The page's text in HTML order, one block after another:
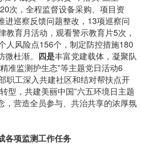
次，全程监督设备采购、项目资
进巡察反馈问题整改，13项巡察问
育月活动，观看警示教育片5次，
人风险点156个，制定防控措施180
杜渐。 四是丰富党建载体，凝聚队
准监测护生态”等主题党日活动6
职工深入共建社区和结对帮扶点开
型，共建美丽中国”六五环境日主题
，营造全员参与、共治共享的浓厚氛
各项监测工作任务